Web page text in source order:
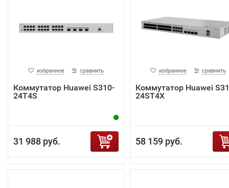
избранное сравнить
Коммутатор Huawei S310-
24T4S
31 988 руб.
избранное сравнить
Коммутатор Huawei
24ST4X
58 159 руб.